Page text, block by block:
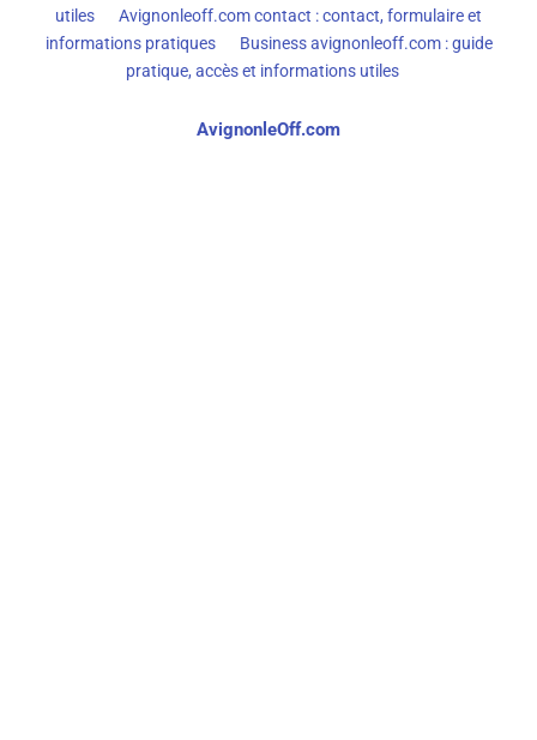
utiles
Avignonleoff.com contact : contact, formulaire et
informations pratiques
Business avignonleoff.com : guide
pratique, accès et informations utiles
AvignonleOff.com